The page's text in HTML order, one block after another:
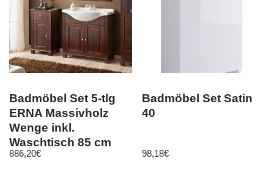
Badmöbel Set 5-tlg
ERNA Massivholz
Wenge inkl.
Waschtisch 85 cm
886,20€
Badmöbel Set Satin
40
98,18€